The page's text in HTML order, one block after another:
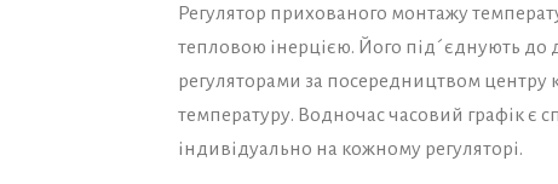
Регулятор прихованого монтажу
тепловою інерцією. Його під´єднують до
регуляторами за посередництвом
температуру. Водночас часовий графік є
індивідуально на кожному регуляторі.